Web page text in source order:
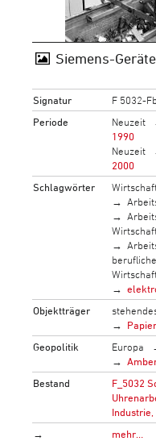
Siemens-
Signatur
F 5032-
Periode
Neuzeit
1990
Neuzeit
2000
Schlagwörter
Objektträger
Geopolitik
Europa
Bestand
F_5032
→
mehr…